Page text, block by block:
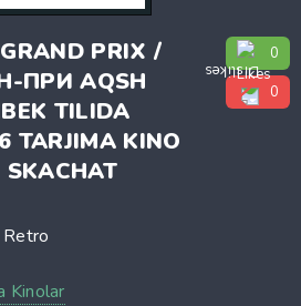
PRIX /
ПРИ AQSH
TILIDA
TARJIMA KINO
0
0
Kinolar